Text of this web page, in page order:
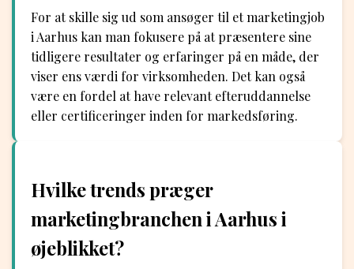
For at skille sig ud som ansøger til et marketingjob
i Aarhus kan man fokusere på at præsentere sine
tidligere resultater og erfaringer på en måde, der
viser ens værdi for virksomheden. Det kan også
være en fordel at have relevant efteruddannelse
eller certificeringer inden for markedsføring.
Hvilke trends præger
marketingbranchen i Aarhus i
øjeblikket?